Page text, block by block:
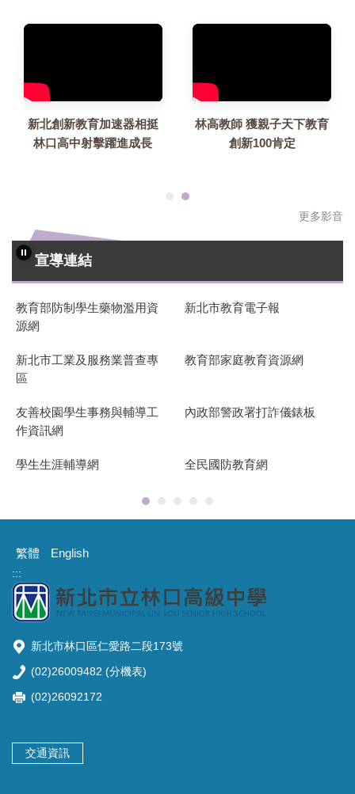
新北創新教育加速器相挺
林口高中射擊躍進成長
林高教師 獲親子天下教育
創新100肯定
更多影音
宣導連結
板
全民國防教育FB 新北全民運動
最棒-林口高中榮譽服務隊
源網
防範一氧化碳中毒
繁體 English
:::
新北市林口區仁愛路二段173號
(02)26009482 (分機表)
(02)26092172
交通資訊